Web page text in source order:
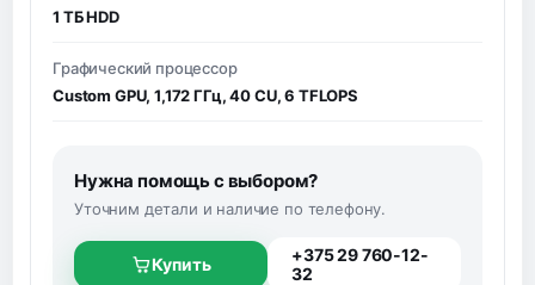
1 ТБ HDD
Графический процессор
Custom GPU, 1,172 ГГц, 40 CU, 6 TFLOPS
Нужна помощь с выбором?
Уточним детали и наличие по телефону.
Купить
+375 29 760-12-
32